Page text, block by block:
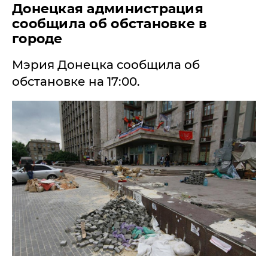
Донецкая администрация
сообщила об обстановке в
городе
Мэрия Донецка сообщила об
обстановке на 17:00.